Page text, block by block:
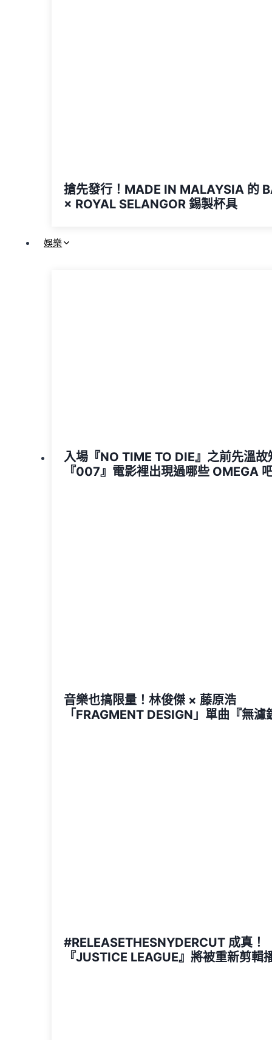
搶先發行！MADE IN MALAYSIA 的
× ROYAL SELANGOR 錫製杯具
娛樂
入場『NO TIME TO DIE』之前先溫故
『007』電影裡出現過哪些 OMEGA
音樂也搞限量！林俊傑 × 藤原浩
「FRAGMENT DESIGN」單曲『無濾
#RELEASETHESNYDERCUT 成真！
『JUSTICE LEAGUE』將被重新剪輯